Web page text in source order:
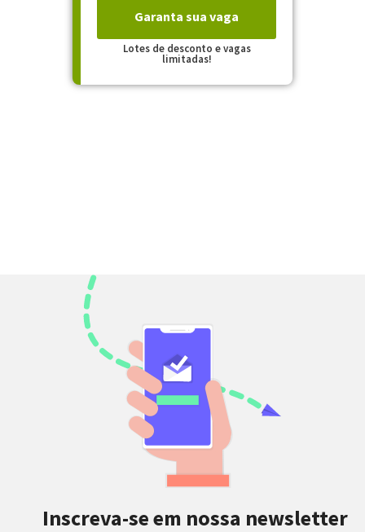
Garanta sua vaga
Lotes de desconto e vagas
limitadas!
Inscreva-se em nossa newsletter